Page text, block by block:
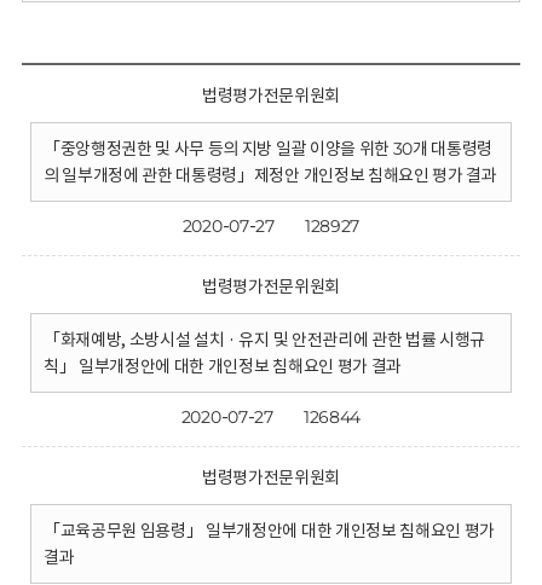
법령평가전문위원회
「중앙행정권한 및 사무 등의 지방 일괄 이양을 위한 30개 대통령령
의 일부개정에 관한 대통령령」제정안 개인정보 침해요인 평가 결과
2020-07-27 128927
법령평가전문위원회
「화재예방, 소방시설 설치 · 유지 및 안전관리에 관한 법률 시행규
칙」 일부개정안에 대한 개인정보 침해요인 평가 결과
2020-07-27 126844
법령평가전문위원회
「교육공무원 임용령」 일부개정안에 대한 개인정보 침해요인 평가
결과